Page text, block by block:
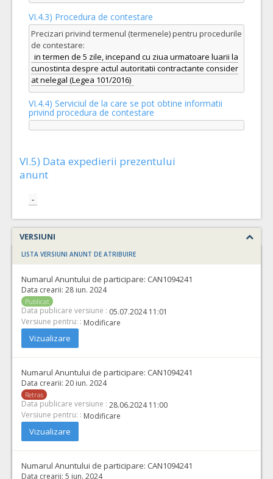
VI.4.3) Procedura de contestare
Precizari privind termenul (termenele) pentru procedurile
de contestare:
in termen de 5 zile, incepand cu ziua urmatoare luarii la
cunostinta despre actul autoritatii contractante consider
at nelegal (Legea 101/2016)
VI.4.4) Serviciul de la care se pot obtine informatii
privind procedura de contestare
VI.5) Data expedierii prezentului
anunt
-
VERSIUNI
LISTA VERSIUNI ANUNT DE ATRIBUIRE
Numarul Anuntului de participare: CAN1094241
Data crearii: 28 iun. 2024
Publicat
Data publicare versiune : 05.07.2024 11:01
Versiune pentru: : Modificare
Vizualizare
Numarul Anuntului de participare: CAN1094241
Data crearii: 20 iun. 2024
Retras
Data publicare versiune : 28.06.2024 11:00
Versiune pentru: : Modificare
Vizualizare
Numarul Anuntului de participare: CAN1094241
Data crearii: 5 iun. 2024